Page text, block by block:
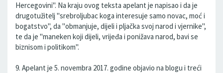
Hercegovini". Na kraju ovog teksta apelant je napisao i da je
drugotužitelj "srebroljubac koga interesuje samo novac, moć i
bogatstvo", da "obmanjuje, dijeli i pljačka svoj narod i vjernike",
te da je "maneken koji dijeli, vrijeđa i ponižava narod, bavi se
biznisom i politikom".
9. Apelant je 5. novembra 2017. godine objavio na blogu i treći